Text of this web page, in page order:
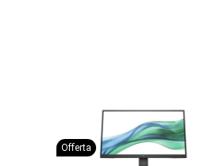
Offerta